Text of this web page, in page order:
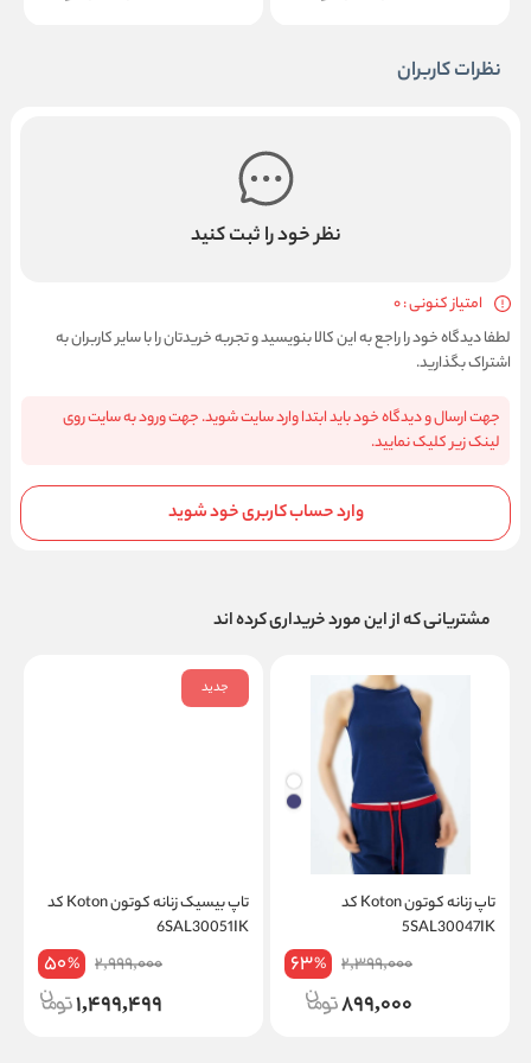
نظرات کاربران
نظر خود را ثبت کنید
امتیاز کنونی : 0
لطفا دیدگاه خود را راجع به این کالا بنویسید و تجربه خریدتان را با سایر کاربران به
اشتراک بگذارید.
جهت ارسال و دیدگاه خود باید ابتدا وارد سایت شوید. جهت ورود به سایت روی
لینک زیر کلیک نمایید.
وارد حساب کاربری خود شوید
مشتریانی که از این مورد خریداری کرده اند
تاپ زنانه کوتون Koton کد
5SAL30047IK
2,399,000
63%
899,000
جدید
تاپ بیسیک زنانه کوتون Koton کد
6SAL30051IK
2,999,000
50%
1,499,499